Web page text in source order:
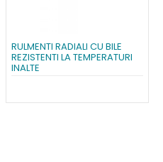
RULMENTI RADIALI CU BILE
REZISTENTI LA TEMPERATURI
INALTE